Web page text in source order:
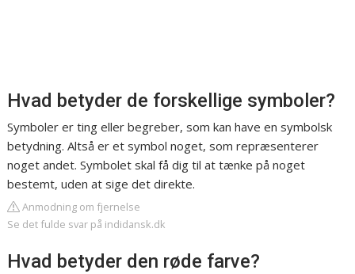
Hvad betyder de forskellige symboler?
Symboler er ting eller begreber, som kan have en symbolsk
betydning. Altså er et symbol noget, som repræsenterer
noget andet. Symbolet skal få dig til at tænke på noget
bestemt, uden at sige det direkte.
Anmodning om fjernelse
Se det fulde svar på indidansk.dk
Hvad betyder den røde farve?